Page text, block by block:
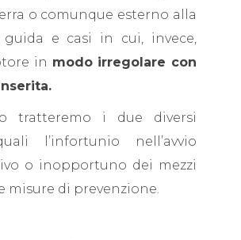
o comunque esterno alla
e casi in cui, invece,
in modo irregolare con
tratteremo i due diversi
l’infortunio nell’avvio
o inopportuno dei mezzi
misure di prevenzione.